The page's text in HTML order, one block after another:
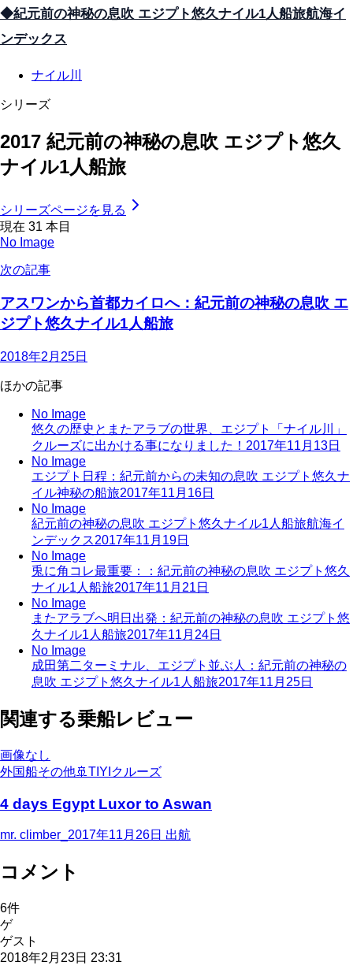
◆紀元前の神秘の息吹 エジプト悠久ナイル1人船旅航海イ
ンデックス
ナイル川
シリーズ
2017 紀元前の神秘の息吹 エジプト悠久
ナイル1人船旅
シリーズページを見る
現在 31 本目
No Image
次の記事
アスワンから首都カイロへ：紀元前の神秘の息吹 エ
ジプト悠久ナイル1人船旅
2018年2月25日
ほかの記事
No Image
悠久の歴史とまたアラブの世界、エジプト「ナイル川」
クルーズに出かける事になりました！ 2017年11月13日
No Image
エジプト日程：紀元前からの未知の息吹 エジプト悠久ナ
イル神秘の船旅2017年11月16日
No Image
紀元前の神秘の息吹 エジプト悠久ナイル1人船旅航海イ
ンデックス2017年11月19日
No Image
兎に角コレ最重要：：紀元前の神秘の息吹 エジプト悠久
ナイル1人船旅2017年11月21日
No Image
またアラブへ明日出発：紀元前の神秘の息吹 エジプト悠
久ナイル1人船旅2017年11月24日
No Image
成田第二ターミナル、エジプト並ぶ人：紀元前の神秘の
息吹 エジプト悠久ナイル1人船旅2017年11月25日
関連する乗船レビュー
画像なし
外国船その他🚢 TIYIクルーズ
4 days Egypt Luxor to Aswan
mr. climber_ 2017年11月26日 出航
コメント
6件
ゲ
ゲスト
2018年2月23日 23:31